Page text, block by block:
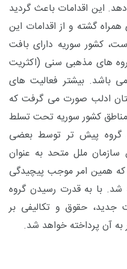
این اقدامات باعث گردید
گشته و از اقدامات این
کشور سوریه دارای بافت
های مذهبی سنی (اکثریت
باشد. بیشتر فعالیت های
ادلب صورت می گرفت که
کشور سوریه تحت تسلط
گروه پیش تر توسط بعضی
سازمان ملل متحد به عنوان
همین امر موجب پیچیدگی
با به قدرت رسیدن گروه
جدید، حقوق و تکالیفی بر
به آن پرداخته خواهد شد.